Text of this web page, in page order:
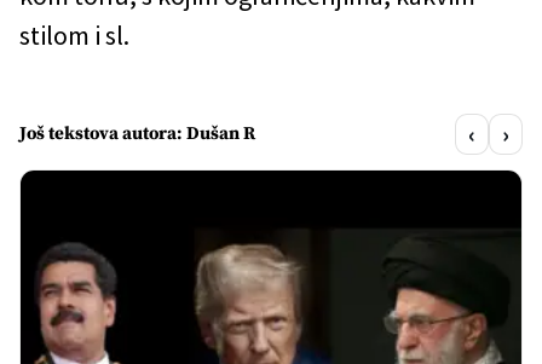
stilom i sl.
Još tekstova autora: Dušan R ‹ ›